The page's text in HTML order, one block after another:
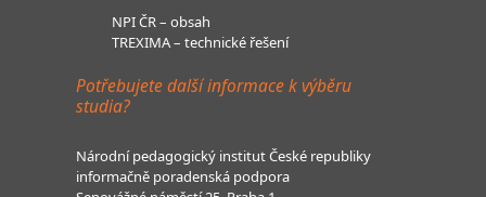
NPI ČR – obsah
TREXIMA – technické řešení
Potřebujete další informace k výběru
studia?
Národní pedagogický institut České republiky
informačně poradenská podpora